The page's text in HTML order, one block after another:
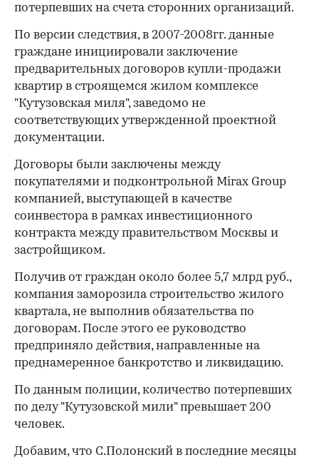
потерпевших на счета сторонних организаций.
По версии следствия, в 2007-2008гг. данные
граждане инициировали заключение
предварительных договоров купли-продажи
квартир в строящемся жилом комплексе
"Кутузовская миля", заведомо не
соответствующих утвержденной проектной
документации.
Договоры были заключены между
покупателями и подконтрольной Mirax Group
компанией, выступающей в качестве
соинвестора в рамках инвестиционного
контракта между правительством Москвы и
застройщиком.
Получив от граждан около более 5,7 млрд руб.,
компания заморозила строительство жилого
квартала, не выполнив обязательства по
договорам. После этого ее руководство
предприняло действия, направленные на
преднамеренное банкротство и ликвидацию.
По данным полиции, количество потерпевших
по делу "Кутузовской мили" превышает 200
человек.
Добавим, что С.Полонский в последние месяцы